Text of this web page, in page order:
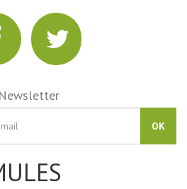
Newsletter
OK